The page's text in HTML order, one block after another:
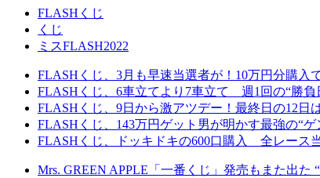
FLASHくじ
くじ
ミスFLASH2022
FLASHくじ、3月も早速当選者が！10万円分購入
FLASHくじ、6車立てより7車立て 週1回の“勝負
FLASHくじ、9日から激アツデー！最終日の12日
FLASHくじ、143万円ゲット男が明かす最強の“
FLASHくじ、ドッキドキの600口購入 全レース
Mrs. GREEN APPLE「一番くじ」発売もまた出